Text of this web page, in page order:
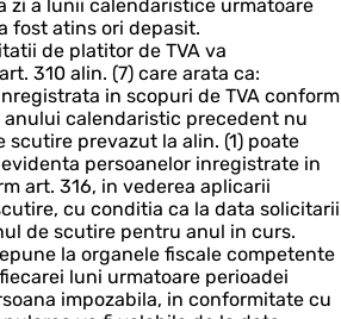
zi a lunii calendaristice urmatoare
fost atins ori depasit.
de platitor de TVA va
310 alin. (7) care arata ca:
in scopuri de TVA conform
anului calendaristic precedent nu
scutire prevazut la alin. (1) poate
persoanelor inregistrate in
art. 316, in vederea aplicarii
cu conditia ca la data solicitarii
de scutire pentru anul in curs.
la organele fiscale competente
luni urmatoare perioadei
impozabila, in conformitate cu